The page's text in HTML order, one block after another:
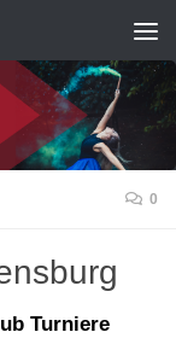
0
Turniere